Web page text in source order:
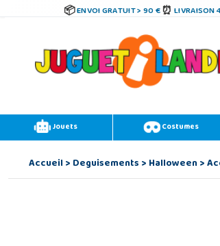
ENVOI GRATUIT > 90 € LIVRAISON
Jouets Costumes
Accueil>Deguisements>Halloween>